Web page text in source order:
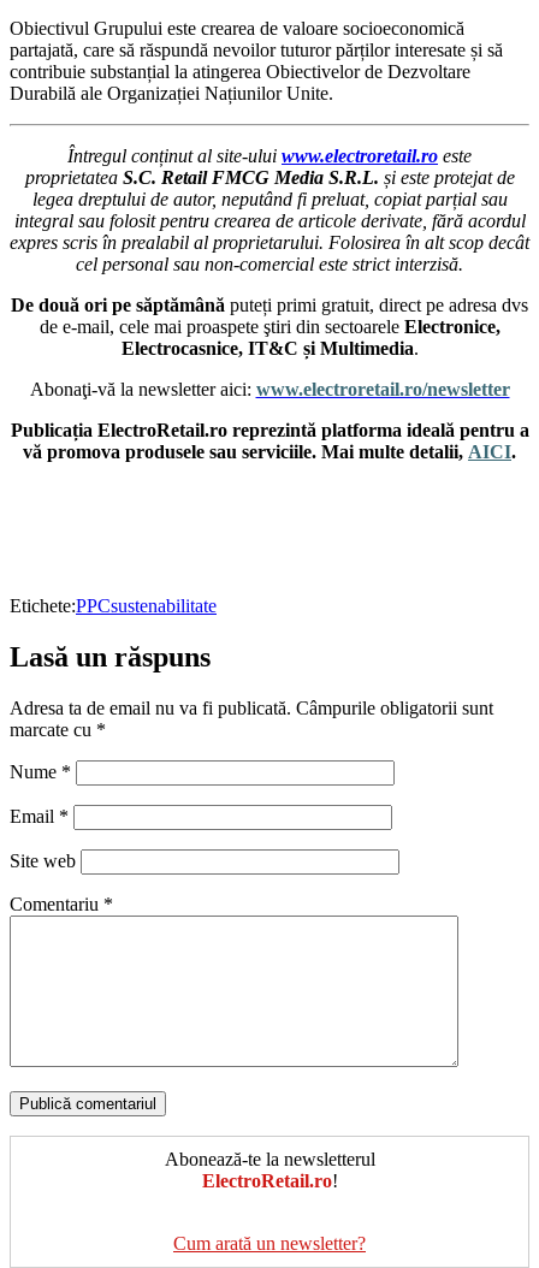
Obiectivul Grupului este crearea de valoare socioeconomică
partajată, care să răspundă nevoilor tuturor părților interesate și să
contribuie substanțial la atingerea Obiectivelor de Dezvoltare
Durabilă ale Organizației Națiunilor Unite.
Întregul conținut al site-ului www.electroretail.ro este
proprietatea S.C. Retail FMCG Media S.R.L. și este protejat de
legea dreptului de autor, neputând fi preluat, copiat parțial sau
integral sau folosit pentru crearea de articole derivate, fără acordul
expres scris în prealabil al proprietarului. Folosirea în alt scop decât
cel personal sau non-comercial este strict interzisă.
De două ori pe săptămână puteți primi gratuit, direct pe adresa dvs
de e-mail, cele mai proaspete ştiri din sectoarele Electronice,
Electrocasnice, IT&C și Multimedia.
Abonaţi-vă la newsletter aici: www.electroretail.ro/newsletter
Publicația ElectroRetail.ro reprezintă platforma ideală pentru a
vă promova produsele sau serviciile. Mai multe detalii, AICI.
Etichete:PPCsustenabilitate
Lasă un răspuns
Adresa ta de email nu va fi publicată. Câmpurile obligatorii sunt
marcate cu *
Nume *
Email *
Site web
Comentariu *
Abonează-te la newsletterul
ElectroRetail.ro!
Cum arată un newsletter?